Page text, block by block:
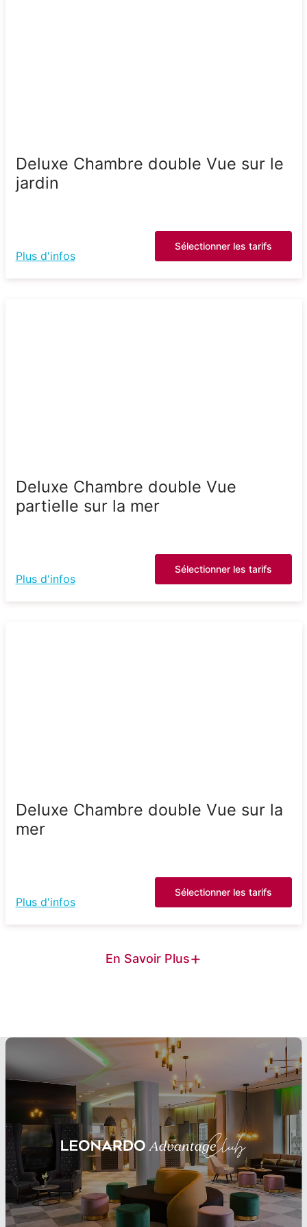
Deluxe Chambre double Vue sur le
jardin
Plus d'infos
Sélectionner les tarifs
Deluxe Chambre double Vue
partielle sur la mer
Plus d'infos
Sélectionner les tarifs
Deluxe Chambre double Vue sur la
mer
Plus d'infos
Sélectionner les tarifs
En Savoir Plus+